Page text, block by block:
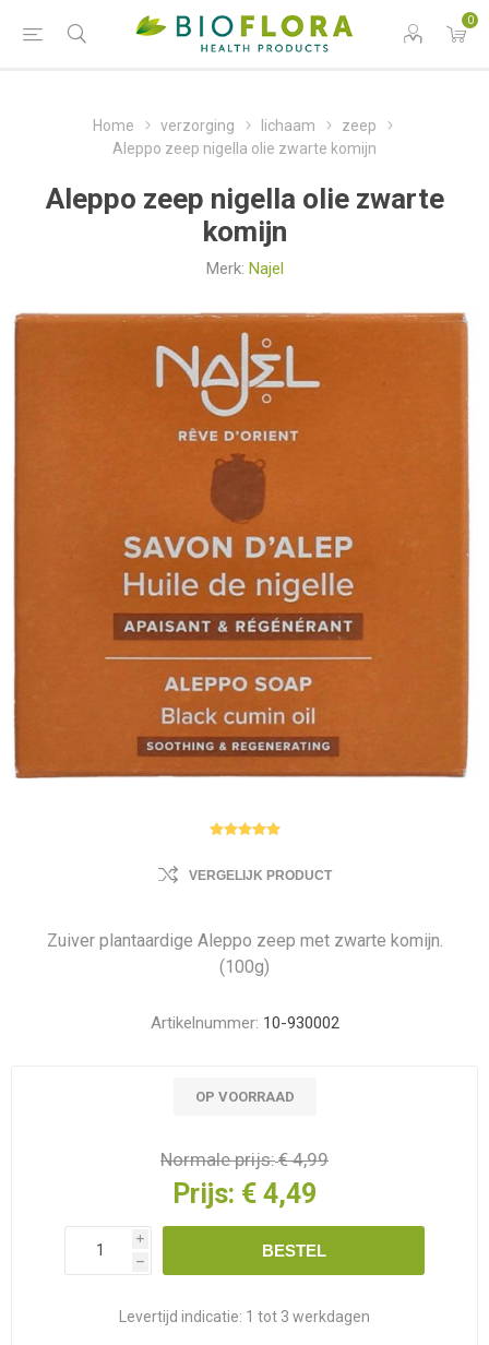
0
Home verzorging lichaam
zeep
Aleppo zeep nigella olie zwarte komijn
Aleppo zeep nigella olie zwarte
komijn
Merk: Najel
VERGELIJK PRODUCT
Zuiver plantaardige Aleppo zeep met zwarte komijn.
(100g)
Artikelnummer: 10-930002
OP VOORRAAD
Normale prijs:€ 4,99
Prijs: € 4,49
i
h
BESTEL
Levertijd indicatie: 1 tot 3 werkdagen